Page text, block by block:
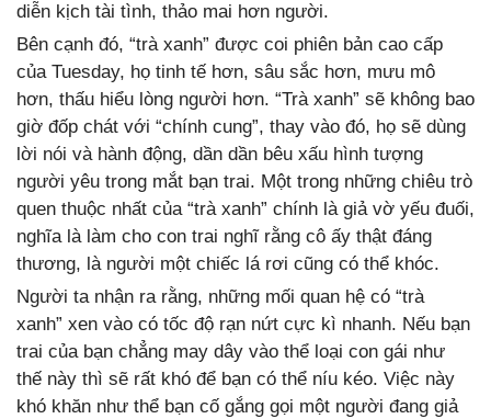
diễn kịch tài tình, thảo mai hơn người.
Bên cạnh đó, “trà xanh” được coi phiên bản cao cấp
của Tuesday, họ tinh tế hơn, sâu sắc hơn, mưu mô
hơn, thấu hiểu lòng người hơn. “Trà xanh” sẽ không bao
giờ đốp chát với “chính cung”, thay vào đó, họ sẽ dùng
lời nói và hành động, dần dần bêu xấu hình tượng
người yêu trong mắt bạn trai. Một trong những chiêu trò
quen thuộc nhất của “trà xanh” chính là giả vờ yếu đuối,
nghĩa là làm cho con trai nghĩ rằng cô ấy thật đáng
thương, là người một chiếc lá rơi cũng có thể khóc.
Người ta nhận ra rằng, những mối quan hệ có “trà
xanh” xen vào có tốc độ rạn nứt cực kì nhanh. Nếu bạn
trai của bạn chẳng may dây vào thể loại con gái như
thế này thì sẽ rất khó để bạn có thể níu kéo. Việc này
khó khăn như thể bạn cố gắng gọi một người đang giả